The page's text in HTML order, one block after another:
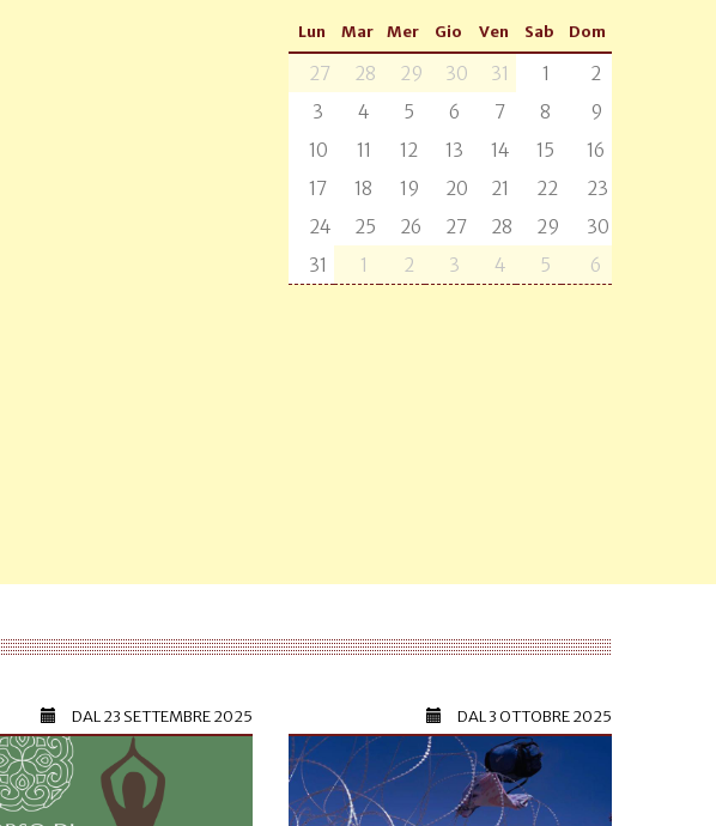
Lun Mar Mer Gio Ven Sab Dom
27 28 29 30 31 1
2
3
4 5 6 7 8
9
10
11 12 13 14 15
16
17
18 19 20 21 22
23
24
25 26 27 28 29
30
31
1 2 3 4 5 6
DAL23 SETTEMBRE 2025 DAL3 OTTOBRE 2025